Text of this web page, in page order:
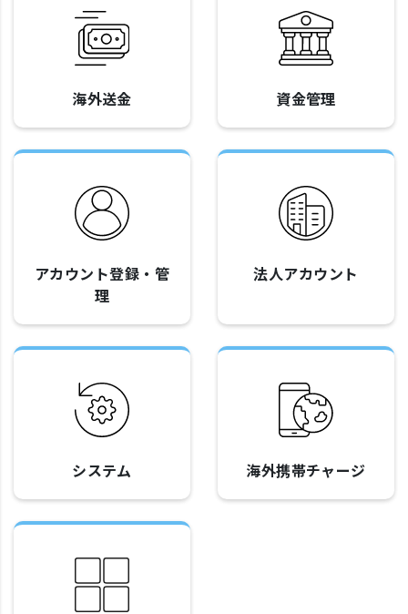
海外送金 資金管理
アカウント登録・管
理
法人アカウント
システム 海外携帯チャージ